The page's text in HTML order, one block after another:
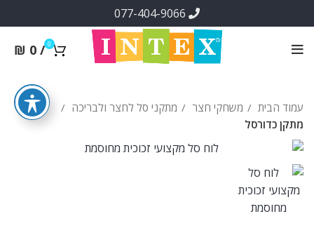
0
/
₪ 0
עמוד הבית משחקי חצר
מתקני סל לחצר ולבריכה
מתקן כדורסל